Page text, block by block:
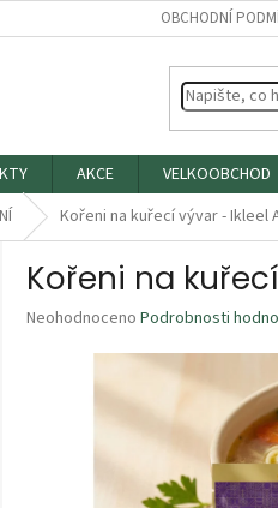
OBCHODNÍ
AKCE VELKOOBCHOD
Průměrné
Neohodnoceno Podrobnosti